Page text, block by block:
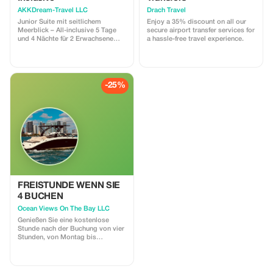
AKKDream-Travel LLC
Junior Suite mit seitlichem
Meerblick – All-inclusive 5 Tage
und 4 Nächte für 2 Erwachsene
Drach Travel
Enjoy a 35% discount on all our
secure airport transfer services for
a hassle-free travel experience.
-25%
FREISTUNDE WENN SIE
4 BUCHEN
Ocean Views On The Bay LLC
Genießen Sie eine kostenlose
Stunde nach der Buchung von vier
Stunden, von Montag bis